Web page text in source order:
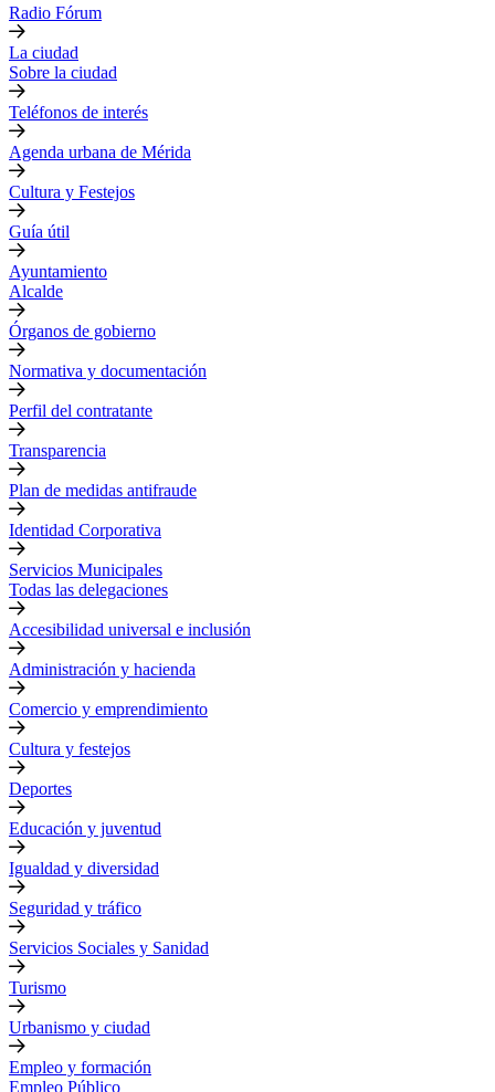
Radio Fórum
La ciudad
Sobre la ciudad
Teléfonos de interés
Agenda urbana de Mérida
Cultura y Festejos
Guía útil
Ayuntamiento
Alcalde
Órganos de gobierno
Normativa y documentación
Perfil del contratante
Transparencia
Plan de medidas antifraude
Identidad Corporativa
Servicios Municipales
Todas las delegaciones
Accesibilidad universal e inclusión
Administración y hacienda
Comercio y emprendimiento
Cultura y festejos
Deportes
Educación y juventud
Igualdad y diversidad
Seguridad y tráfico
Servicios Sociales y Sanidad
Turismo
Urbanismo y ciudad
Empleo y formación
Empleo Público